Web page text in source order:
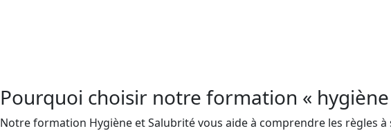
Pourquoi choisir notre formation «
Notre formation Hygiène et Salubrité vous aide à comprendre les règles à